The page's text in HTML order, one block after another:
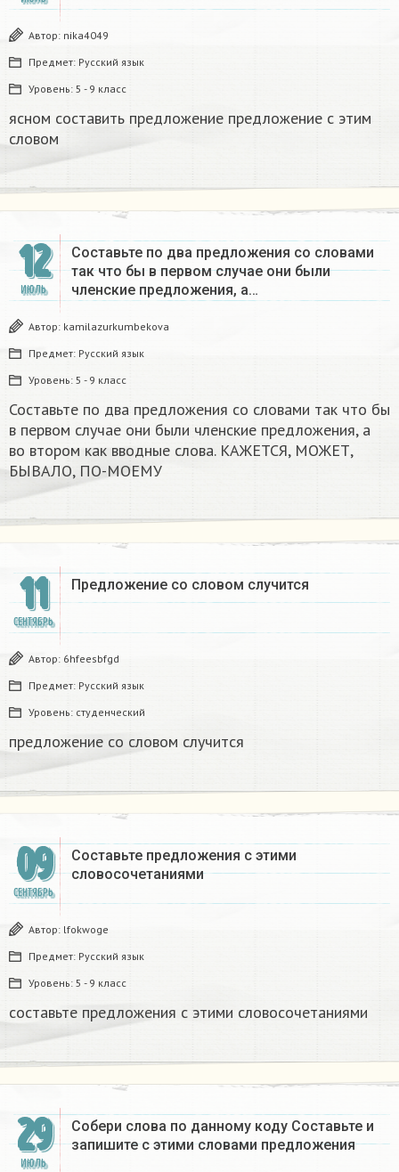
Автор: nika4049
Предмет: Русский язык
Уровень: 5 - 9 класс
ясном составить предложение предложение с этим
словом​
12
ИЮЛЬ
Составьте по два предложения со словами
так что бы в первом случае они были
членские предложения, а…
Автор: kamilazurkumbekova
Предмет: Русский язык
Уровень: 5 - 9 класс
Составьте по два предложения со словами так что бы
в первом случае они были членские предложения, а
во втором как вводные слова. КАЖЕТСЯ, МОЖЕТ,
БЫВАЛО, ПО-МОЕМУ
11
СЕНТЯБРЬ
Предложение со словом случится​
Автор: 6hfeesbfgd
Предмет: Русский язык
Уровень: студенческий
предложение со словом случится​
09
СЕНТЯБРЬ
Составьте предложения с этими
словосочетаниями​
Автор: lfokwoge
Предмет: Русский язык
Уровень: 5 - 9 класс
составьте предложения с этими словосочетаниями​
29
ИЮЛЬ
Собери слова по данному коду Составьте и
запишите с этими словами предложения ​